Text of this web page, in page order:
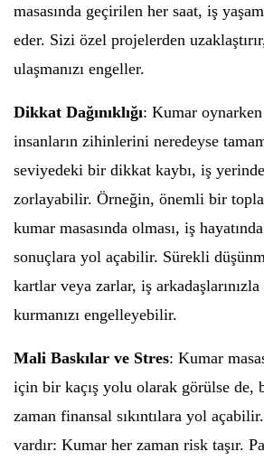
masasında geçirilen her saat, iş
eder. Sizi özel projelerden
ulaşmanızı engeller.
Dikkat Dağınıklığı: Kumar
insanların zihinlerini neredeyse
seviyedeki bir dikkat kaybı, iş
zorlayabilir. Örneğin, önemli bir
kumar masasında olması, iş
sonuçlara yol açabilir. Sürekli
kartlar veya zarlar, iş
kurmanızı engelleyebilir.
Mali Baskılar ve Stres: Kumar
için bir kaçış yolu olarak görülse de,
zaman finansal sıkıntılara yol
vardır: Kumar her zaman risk taşır.